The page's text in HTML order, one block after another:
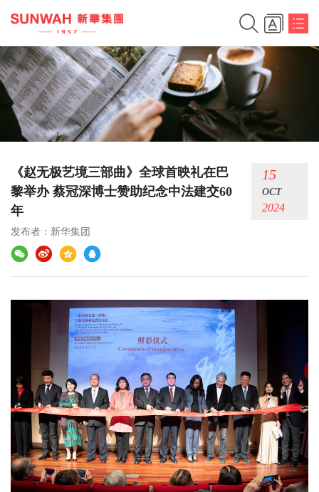
《赵无极艺境三部曲》全球首映礼在巴
黎举办 蔡冠深博士赞助纪念中法建交60
年
发布者： 新华集团
15
OCT
2024